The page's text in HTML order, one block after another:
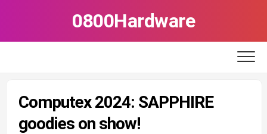
0800Hardware
Computex 2024: SAPPHIRE
goodies on show!